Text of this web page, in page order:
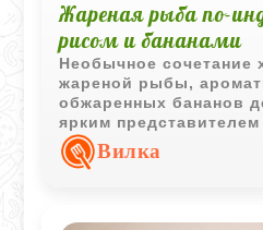
Жареная рыба по-
рисом и бананами
Необычное сочетание
жареной рыбы,
обжаренных бананов
ярким
индонезийской кухни.
придаёт ему особый
Вилка